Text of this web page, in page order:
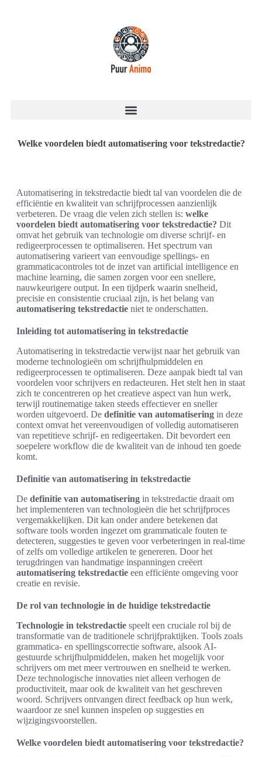
Welke voordelen biedt automatisering voor tekstredactie?
Automatisering in tekstredactie biedt tal van voordelen die de
efficiëntie en kwaliteit van schrijfprocessen aanzienlijk
verbeteren. De vraag die velen zich stellen is: welke
voordelen biedt automatisering voor tekstredactie? Dit
omvat het gebruik van technologie om diverse schrijf- en
redigeerprocessen te optimaliseren. Het spectrum van
automatisering varieert van eenvoudige spellings- en
grammaticacontroles tot de inzet van artificial intelligence en
machine learning, die samen zorgen voor een snellere,
nauwkeurigere output. In een tijdperk waarin snelheid,
precisie en consistentie cruciaal zijn, is het belang van
automatisering tekstredactie niet te onderschatten.
Inleiding tot automatisering in tekstredactie
Automatisering in tekstredactie verwijst naar het gebruik van
moderne technologieën om schrijfhulpmiddelen en
redigeerprocessen te optimaliseren. Deze aanpak biedt tal van
voordelen voor schrijvers en redacteuren. Het stelt hen in staat
zich te concentreren op het creatieve aspect van hun werk,
terwijl routinematige taken steeds effectiever en sneller
worden uitgevoerd. De definitie van automatisering in deze
context omvat het vereenvoudigen of volledig automatiseren
van repetitieve schrijf- en redigeertaken. Dit bevordert een
soepelere workflow die de kwaliteit van de inhoud ten goede
komt.
Definitie van automatisering in tekstredactie
De definitie van automatisering in tekstredactie draait om
het implementeren van technologieën die het schrijfproces
vergemakkelijken. Dit kan onder andere betekenen dat
software tools worden ingezet om grammaticale fouten te
detecteren, suggesties te geven voor verbeteringen in real-time
of zelfs om volledige artikelen te genereren. Door het
terugdringen van handmatige inspanningen creëert
automatisering tekstredactie een efficiënte omgeving voor
creatie en revisie.
De rol van technologie in de huidige tekstredactie
Technologie in tekstredactie speelt een cruciale rol bij de
transformatie van de traditionele schrijfpraktijken. Tools zoals
grammatica- en spellingscorrectie software, alsook AI-
gestuurde schrijfhulpmiddelen, maken het mogelijk voor
schrijvers om met meer vertrouwen en snelheid te werken.
Deze technologische innovaties niet alleen verhogen de
productiviteit, maar ook de kwaliteit van het geschreven
woord. Schrijvers ontvangen direct feedback op hun werk,
waardoor ze snel kunnen inspelen op suggesties en
wijzigingsvoorstellen.
Welke voordelen biedt automatisering voor tekstredactie?